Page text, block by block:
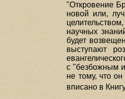
"Откровение
новой или,
научных
будет
выступают
с "безбожным и
не тому, что
вписано в